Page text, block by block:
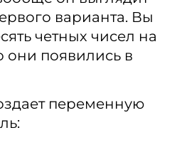
варианта. Вы
четных чисел на
они появились в
переменную